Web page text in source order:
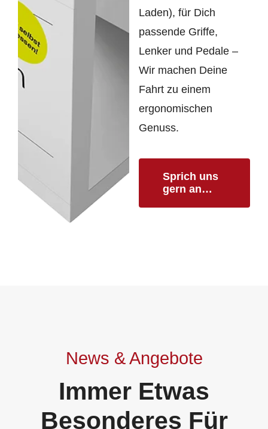
Laden), für Dich
passende Griffe,
Lenker und Pedale –
Wir machen Deine
Fahrt zu einem
ergonomischen
Genuss.
Sprich uns
gern an…
News & Angebote
Immer Etwas
Besonderes Für